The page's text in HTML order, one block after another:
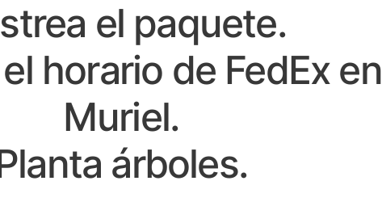
el paquete.
horario de FedEx en
Muriel.
árboles.